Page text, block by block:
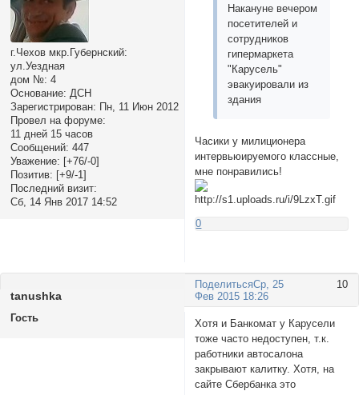
г.Чехов мкр.Губернский:
ул.Уездная
дом №: 4
Основание: ДСН
Зарегистрирован: Пн, 11 Июн 2012
Провел на форуме:
11 дней 15 часов
Сообщений: 447
Уважение: [+76/-0]
Позитив: [+9/-1]
Последний визит:
Сб, 14 Янв 2017 14:52
Накануне вечером
посетителей и
сотрудников
гипермаркета
"Карусель"
эвакуировали из
здания
Часики у милиционера
интервьюируемого классные,
мне понравились!
0
Поделиться 10
Ср, 25
Фев 2015 18:26
tanushkа
Гость
Хотя и Банкомат у Карусели
тоже часто недоступен, т.к.
работники автосалона
закрывают калитку. Хотя, на
сайте Сбербанка это